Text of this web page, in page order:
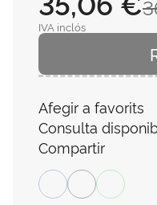
IVA inclós
Afegir a favorits
Consulta
Compartir